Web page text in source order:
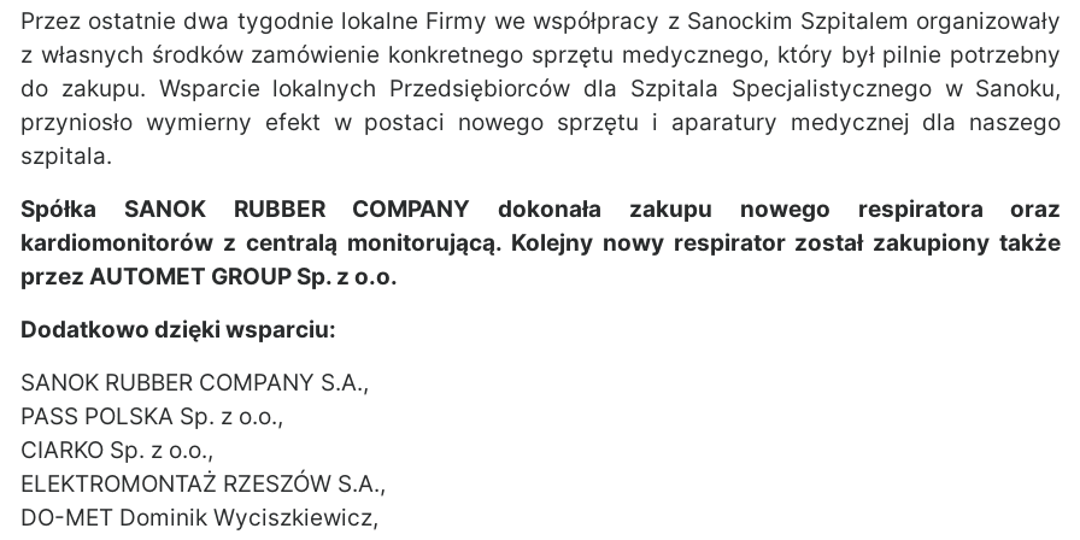
Przez ostatnie dwa tygodnie lokalne Firmy we współpracy z Sanockim Szpitalem organizowały
z własnych środków zamówienie konkretnego sprzętu medycznego, który był pilnie potrzebny
do zakupu. Wsparcie lokalnych Przedsiębiorców dla Szpitala Specjalistycznego w Sanoku,
przyniosło wymierny efekt w postaci nowego sprzętu i aparatury medycznej dla naszego
szpitala.
Spółka SANOK RUBBER COMPANY dokonała zakupu nowego respiratora oraz
kardiomonitorów z centralą monitorującą. Kolejny nowy respirator został zakupiony także
przez AUTOMET GROUP Sp. z o.o.
Dodatkowo dzięki wsparciu:
SANOK RUBBER COMPANY S.A.,
PASS POLSKA Sp. z o.o.,
CIARKO Sp. z o.o.,
ELEKTROMONTAŻ RZESZÓW S.A.,
DO-MET Dominik Wyciszkiewicz,